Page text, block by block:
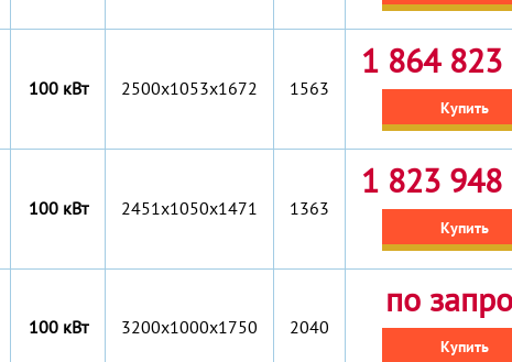
100 кВт 2500x1053x1672 1563
1 864 823
Купить
100 кВт 2451x1050x1471 1363
1 823 948
Купить
100 кВт 3200x1000x1750 2040
по
Купить